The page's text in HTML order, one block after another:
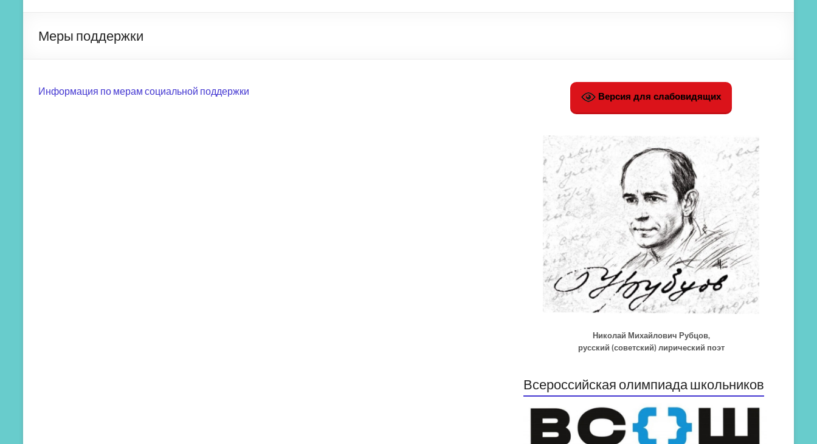
Меры поддержки
Информация по мерам социальной поддержки Версия для слабовидящих
Николай Михайлович Рубцов,
русский (советский) лирический поэт
Всероссийская олимпиада школьников